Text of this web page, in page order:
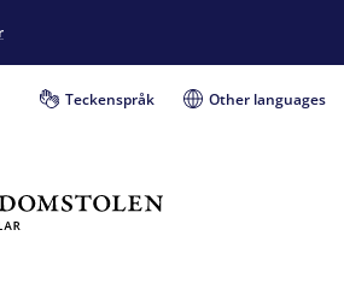
Teckenspråk Other languages